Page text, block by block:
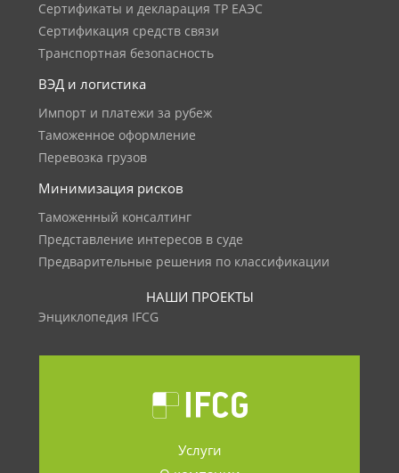
Сертификаты и декларация ТР ЕАЭС
Сертификация средств связи
Транспортная безопасность
ВЭД и логистика
Импорт и платежи за рубеж
Таможенное оформление
Перевозка грузов
Минимизация рисков
Таможенный консалтинг
Представление интересов в суде
Предварительные решения по классификации
НАШИ ПРОЕКТЫ
Энциклопедия IFCG
Услуги